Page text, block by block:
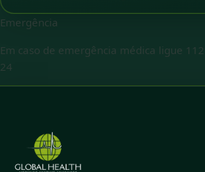
Emergência
Em caso de emergência médica ligue 112.
24